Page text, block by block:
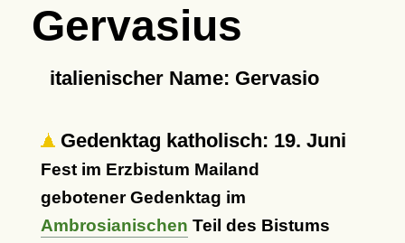
Gervasius
italienischer Name: Gervasio
Gedenktag katholisch: 19. Juni
Fest im Erzbistum Mailand
gebotener Gedenktag im
Ambrosianischen Teil des Bistums